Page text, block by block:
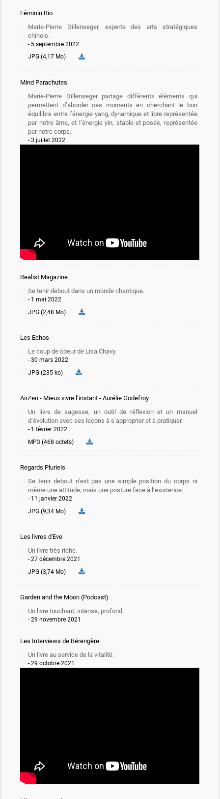
Féminin Bio
Marie-Pierre Dillenseger, experte des arts stratégiques
chinois.
5 septembre 2022
JPG (4,17 Mo)
Mind Parachutes
Marie-Pierre Dillenseger partage différents éléments qui
permettent d’aborder ces moments en cherchant le bon
équilibre entre l’énergie yang, dynamique et libre représentée
par notre âme, et l’énergie yin, stable et posée, représentée
par notre corps.
3 juillet 2022
Realist Magazine
Se tenir debout dans un monde chaotique.
1 mai 2022
JPG (2,48 Mo)
Les Echos
Le coup de coeur de Lisa Chavy.
30 mars 2022
JPG (235 ko)
AirZen - Mieux vivre l’instant - Aurélie Godefroy
Un livre de sagesse, un outil de réflexion et un manuel
d’évolution avec ses leçons à s’approprier et à pratiquer.
1 février 2022
MP3 (468 octets)
Regards Pluriels
Se tenir debout n’est pas une simple position du corps ni
même une attitude, mais une posture face à l’existence.
11 janvier 2022
JPG (9,34 Mo)
Les livres d'Eve
Un livre très riche.
27 décembre 2021
JPG (3,74 Mo)
Garden and the Moon (Podcast)
Un livre touchant, intense, profond.
29 novembre 2021
Les Interviews de Bérengère
Un livre au service de la vitalité.
29 octobre 2021